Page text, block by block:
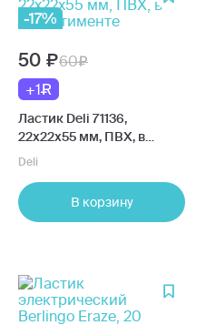
-17%
50
60
+1
Ластик Deli 71136,
22х22х55 мм, ПВХ, в
ассортименте
Deli
В корзину